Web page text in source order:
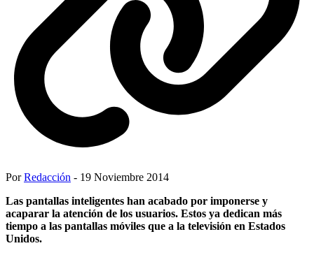
PorRedacción - 19 Noviembre 2014
Las pantallas inteligentes han acabado por imponerse y
acaparar la atención de los usuarios. Estos ya dedican más
tiempo a las pantallas móviles que a la televisión en Estados
Unidos.